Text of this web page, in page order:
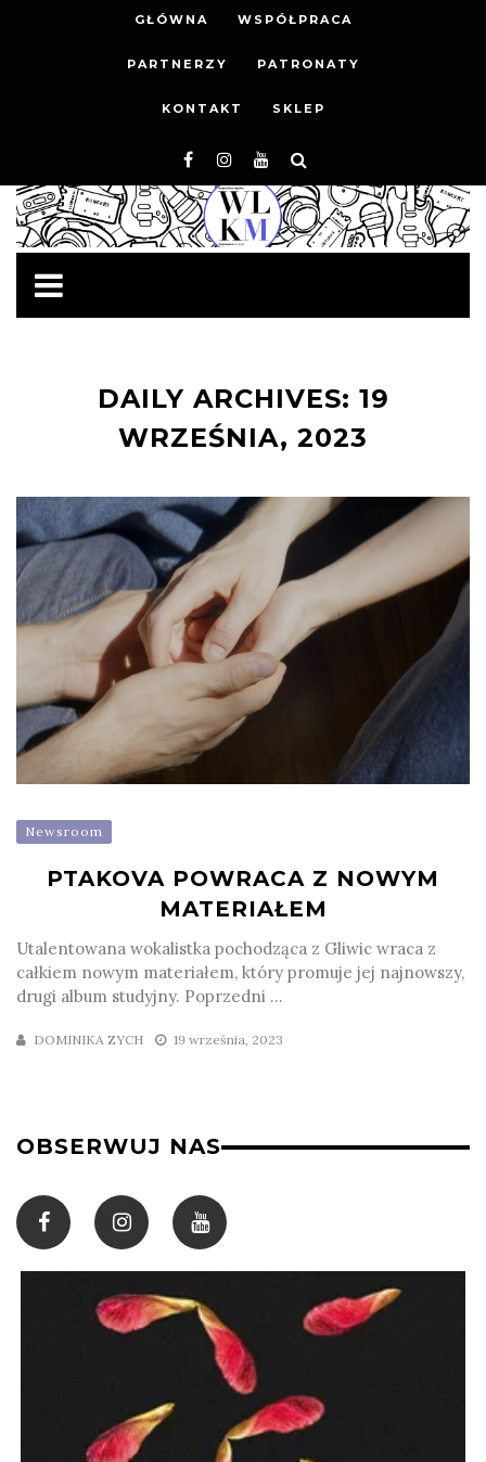
GŁÓWNA WSPÓŁPRACA
PARTNERZY PATRONATY
KONTAKT SKLEP
DAILY ARCHIVES: 19
WRZEŚNIA, 2023
Newsroom
PTAKOVA POWRACA Z NOWYM
MATERIAŁEM
Utalentowana wokalistka pochodząca z Gliwic wraca z
całkiem nowym materiałem, który promuje jej najnowszy,
drugi album studyjny. Poprzedni ...
DOMINIKA ZYCH 19 września, 2023
OBSERWUJ NAS